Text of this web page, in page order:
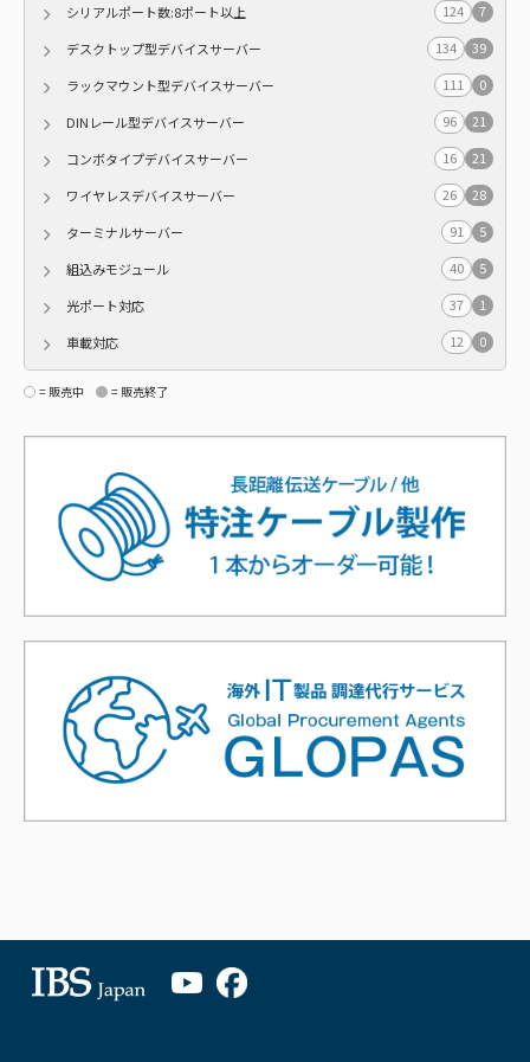
シリアルポート数:8ポート以上
124
7
デスクトップ型デバイスサーバー
134
39
ラックマウント型デバイスサーバー
111
0
DINレール型デバイスサーバー
96
21
コンボタイプデバイスサーバー
16
21
ワイヤレスデバイスサーバー
26
28
ターミナルサーバー
91
5
組込みモジュール
40
5
光ポート対応
37
1
車載対応
12 0
= 販売中 = 販売終了